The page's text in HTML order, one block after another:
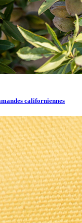
californiennes